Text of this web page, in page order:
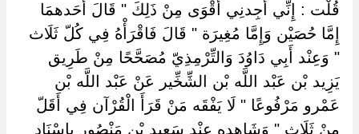
قُلْت : إِنِّي أَجِدنِي أَقْوَى مِنْ ذَلِكَ " قَالَ أَحَدهمَا
إِمَّا حُصَيْن وَإِمَّا مُغِيرَة " قَالَ فَاقْرَأْهُ فِي كُلّ ثَلَاث
" وَعِنْد أَبِي دَاوُدَ وَالتِّرْمِذِيّ مُصَحَّحًا مِنْ طَرِيق
يَزِيد بْن عَبْد اللَّه بْن الشِّخِّير عَنْ عَبْد اللَّه بْن
عَمْرو مَرْفُوعًا " لَا يَفْقَه مَنْ قَرَأَ الْقُرْآن فِي أَقَلّ
مِنْ ثَلَاث " وَشَاهِده عِنْد سَعِيد بْن مَنْصُور بِإِسْنَادٍ